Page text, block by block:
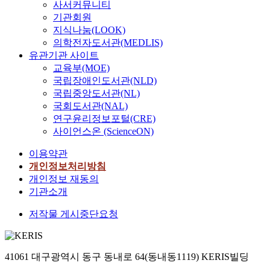
사서커뮤니티
기관회원
지식나눔(LOOK)
의학전자도서관(MEDLIS)
유관기관 사이트
교육부(MOE)
국립장애인도서관(NLD)
국립중앙도서관(NL)
국회도서관(NAL)
연구윤리정보포털(CRE)
사이언스온 (ScienceON)
이용약관
개인정보처리방침
개인정보 재동의
기관소개
저작물 게시중단요청
41061 대구광역시 동구 동내로 64(동내동1119) KERIS빌딩